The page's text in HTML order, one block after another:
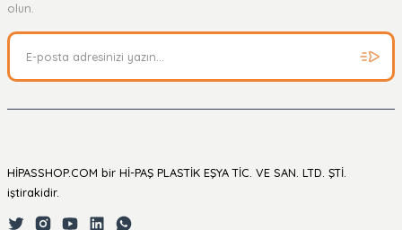
olun.
HİPASSHOP.COM bir Hİ-PAŞ PLASTİK EŞYA TİC. VE SAN. LTD. ŞTİ.
iştirakidir.